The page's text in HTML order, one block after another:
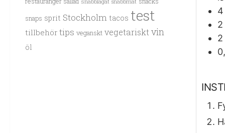
4
2
2
snabbmat
snaps sprit Stockholm tacos test
tillbehör tips veganskt vegetarisktvin
öl